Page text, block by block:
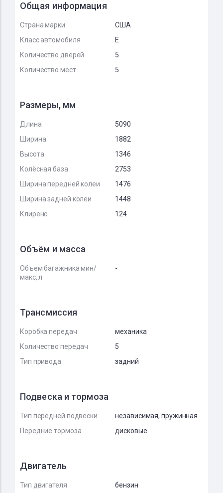
Общая информация
Страна марки
США
Класс автомобиля
E
Количество дверей
5
Количество мест
5
Размеры, мм
Длина
5090
Ширина
1882
Высота
1346
Колёсная база
2753
Ширина передней колеи
1476
Ширина задней колеи
1448
Клиренс
124
Объём и масса
Объем багажника мин/
макс, л
-
Трансмиссия
Коробка передач
механика
Количество передач
5
Тип привода
задний
Подвеска и тормоза
Тип передней подвески
независимая, пружинная
Передние тормоза
дисковые
Двигатель
Тип двигателя бензин